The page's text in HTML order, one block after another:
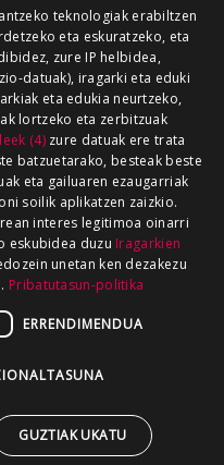
teknologiak erabiltzen
eta eskuratzeko, eta
zure IP helbidea,
datuak), iragarki eta eduki
eta edukia neurtzeko,
lortzeko eta zerbitzuak
(4)zure datuak ere trata
batzuetarako, besteak beste
eta gailuaren ezaugarriak
soilik aplikatzen zaizkio.
interes legitimoa oinarri
eskubidea duzu Iragarkien
unetan ken dezakezu
Pribatutasun-politika
ERRENDIMENDUA
GUZTIAK UKATU